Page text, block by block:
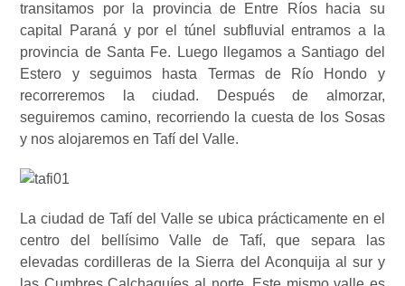
transitamos por la provincia de Entre Ríos hacia su
capital Paraná y por el túnel subfluvial entramos a la
provincia de Santa Fe. Luego llegamos a Santiago del
Estero y seguimos hasta Termas de Río Hondo y
recorreremos la ciudad. Después de almorzar,
seguiremos camino, recorriendo la cuesta de los Sosas
y nos alojaremos en Tafí del Valle.
La ciudad de Tafí del Valle se ubica prácticamente en el
centro del bellísimo Valle de Tafí, que separa las
elevadas cordilleras de la Sierra del Aconquija al sur y